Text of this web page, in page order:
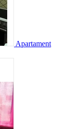
Apartament